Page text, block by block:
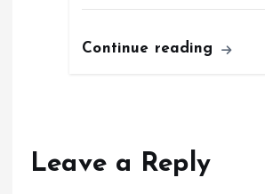
Continue reading
Leave a Reply